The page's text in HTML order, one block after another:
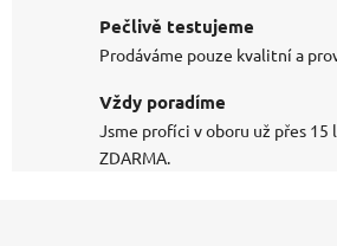
Pečlivě testujeme
Prodáváme pouze kvalitní a
Vždy poradíme
Jsme profíci v oboru už přes 15
ZDARMA.